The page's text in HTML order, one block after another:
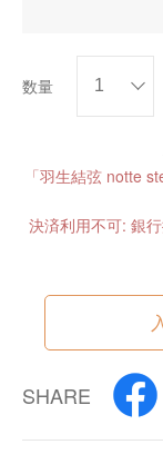
数量
「羽生結弦 notte
決済利用不可: 銀
SHARE